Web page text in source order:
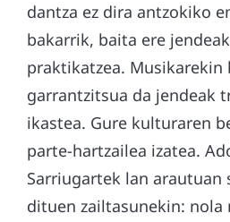
dantza ez dira antzokiko
bakarrik, baita ere
praktikatzea. Musikarekin
garrantzitsua da jendeak
ikastea. Gure kulturaren
parte-hartzailea izatea.
Sarriugartek lan arautuan
dituen zailtasunekin: nola